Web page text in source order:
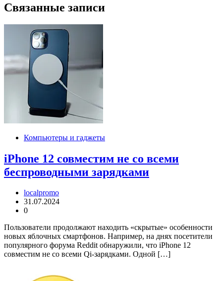
Связанные записи
Компьютеры и гаджеты
iPhone 12 совместим не со всеми
беспроводными зарядками
localpromo
31.07.2024
0
Пользователи продолжают находить «скрытые» особенности
новых яблочных смартфонов. Например, на днях посетители
популярного форума Reddit обнаружили, что iPhone 12
совместим не со всеми Qi-зарядками. Одной […]